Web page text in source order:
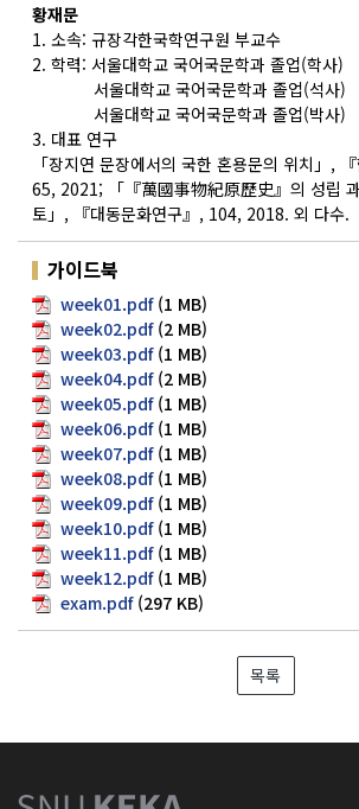
황재문
1. 소속: 규장각한국학연구원 부교수
2. 학력: 서울대학교 국어국문학과 졸업(학사)
서울대학교 국어국문학과 졸업(석사)
서울대학교 국어국문학과 졸업(박사)
3. 대표 연구
「장지연 문장에서의 국한 혼용문의 위치」,
65, 2021; 「『萬國事物紀原歷史』의 성립
토」, 『대동문화연구』, 104, 2018. 외 다수.
가이드북
week01.pdf (1 MB)
week02.pdf (2 MB)
week03.pdf (1 MB)
week04.pdf (2 MB)
week05.pdf (1 MB)
week06.pdf (1 MB)
week07.pdf (1 MB)
week08.pdf (1 MB)
week09.pdf (1 MB)
week10.pdf (1 MB)
week11.pdf (1 MB)
week12.pdf (1 MB)
exam.pdf (297 KB)
목록